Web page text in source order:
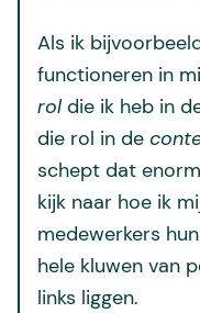
Als ik
functioneren in
roldie ik heb in
die rol in de
schept dat
kijk naar hoe ik
medewerkers
hele kluwen van
links liggen.